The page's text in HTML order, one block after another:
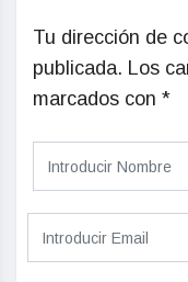
Tu dirección de
publicada. Los
marcados con *